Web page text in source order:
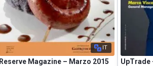
IT
Reserve Magazine – Marzo 2015 UpTrade